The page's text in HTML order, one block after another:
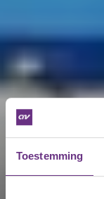
Toestemming